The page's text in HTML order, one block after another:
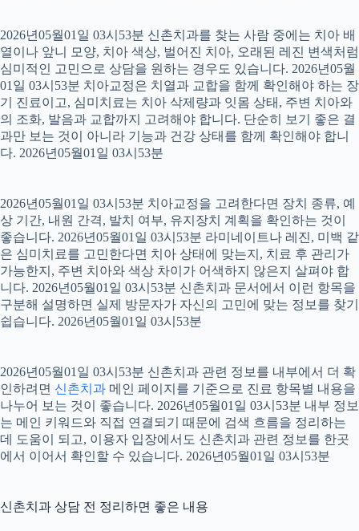
2026년05월01일 03시53분 신촌치과를 찾는 사람 중에는 치아 배
열이나 앞니 모양, 치아 색상, 벌어진 치아, 오래된 레진 변색처럼
심미적인 고민으로 상담을 원하는 경우도 있습니다. 2026년05월
01일 03시53분 치아교정은 치열과 교합을 함께 확인해야 하는 장
기 진료이고, 심미치료는 치아 삭제량과 잇몸 상태, 주변 치아와
의 조화, 발음과 교합까지 고려해야 합니다. 단순히 보기 좋은 결
과만 보는 것이 아니라 기능과 건강 상태를 함께 확인해야 합니
다. 2026년05월01일 03시53분
2026년05월01일 03시53분 치아교정을 고려한다면 장치 종류, 예
상 기간, 내원 간격, 발치 여부, 유지장치 계획을 확인하는 것이
좋습니다. 2026년05월01일 03시53분 라미네이트나 레진, 미백 같
은 심미치료를 고민한다면 치아 상태에 맞는지, 치료 후 관리가
가능한지, 주변 치아와 색상 차이가 어색하지 않은지 살펴야 합
니다. 2026년05월01일 03시53분 신촌치과 문서에서 이런 항목을
구분해 설명하면 실제 방문자가 자신의 고민에 맞는 정보를 찾기
쉽습니다. 2026년05월01일 03시53분
2026년05월01일 03시53분 신촌치과 관련 정보를 내부에서 더 확
인하려면 신촌치과 메인 페이지를 기준으로 진료 항목별 내용을
나누어 보는 것이 좋습니다. 2026년05월01일 03시53분 내부 정보
는 메인 키워드와 직접 연결되기 때문에 검색 흐름을 정리하는
데 도움이 되고, 이용자 입장에서도 신촌치과 관련 정보를 한곳
에서 이어서 확인할 수 있습니다. 2026년05월01일 03시53분
신촌치과 상담 전 정리하면 좋은 내용